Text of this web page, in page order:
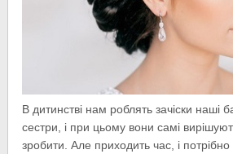
В дитинстві нам роблять зачіски наші
сестри, і при цьому вони самі
зробити. Але приходить час, і